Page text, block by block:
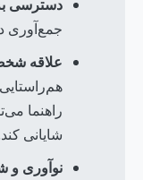
دسترسی
جمع‌آوری
علاقه
راهنما
شایانی
نوآوری